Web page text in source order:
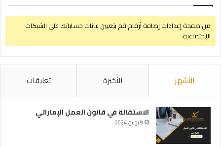
من صفحة إعدادات إضافة أرقام قم بتعيين بيانات حساباتك على الشبكات
الإجتماعية.
الأشهر الأخيرة تعليقات
الاستقالة في قانون العمل الإماراتي
9 يونيو، 2024